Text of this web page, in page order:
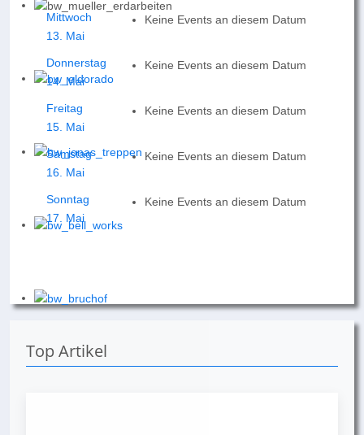
Mittwoch
13. Mai
Keine Events an diesem Datum
Donnerstag
14. Mai
Keine Events an diesem Datum
Freitag
15. Mai
Keine Events an diesem Datum
Samstag
16. Mai
Keine Events an diesem Datum
Sonntag
17. Mai
Keine Events an diesem Datum
Top Artikel